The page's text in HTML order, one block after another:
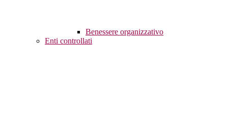
Benessere organizzativo
Enti controllati